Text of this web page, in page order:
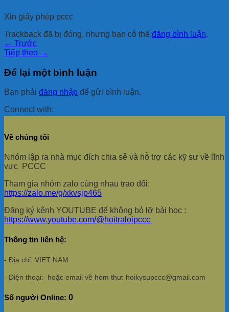
Xin giấy phép pccc
Trackback đã bị đóng, nhưng bạn có thể đăng bình luận.
← Trước
Tiếp theo →
Để lại một bình luận
Bạn phải đăng nhập để gửi bình luận.
Connect with:
Về chúng tôi
Nhóm lập ra nhà mục đích chia sẻ và hỗ trợ các kỹ sư về lĩnh
vực PCCC
Tham gia nhóm zalo cùng nhau trao đổi:
https://zalo.me/g/xkvsjp465
Đăng ký kênh YOUTUBE để không bỏ lỡ bài học :
https://www.youtube.com/@hoitraloipccc
Thông tin liên hệ:
- Địa chỉ: VIET NAM
- Điện thoại: hoặc email về hòm thư: hoikysupccc@gmail.com
Số người Online: 0